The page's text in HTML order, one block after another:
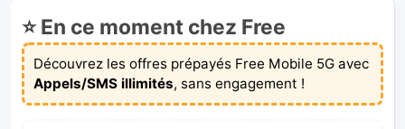
⭐ En ce moment chez Free
Découvrez les offres prépayés Free Mobile 5G avec
Appels/SMS illimités, sans engagement !